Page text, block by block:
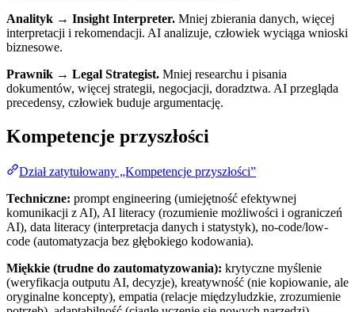
Analityk → Insight Interpreter. Mniej zbierania danych, więcej
interpretacji i rekomendacji. AI analizuje, człowiek wyciąga wnioski
biznesowe.
Prawnik → Legal Strategist. Mniej researchu i pisania
dokumentów, więcej strategii, negocjacji, doradztwa. AI przegląda
precedensy, człowiek buduje argumentację.
Kompetencje przyszłości
Dział zatytułowany „Kompetencje przyszłości”
Techniczne: prompt engineering (umiejętność efektywnej
komunikacji z AI), AI literacy (rozumienie możliwości i ograniczeń
AI), data literacy (interpretacja danych i statystyk), no-code/low-
code (automatyzacja bez głębokiego kodowania).
Miękkie (trudne do zautomatyzowania): krytyczne myślenie
(weryfikacja outputu AI, decyzje), kreatywność (nie kopiowanie, ale
oryginalne koncepty), empatia (relacje międzyludzkie, zrozumienie